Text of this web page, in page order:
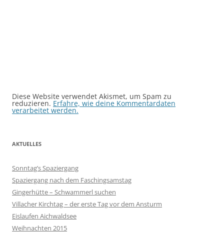
Diese Website verwendet Akismet, um Spam zu
reduzieren. Erfahre, wie deine Kommentardaten
verarbeitet werden.
AKTUELLES
Sonntag’s Spaziergang
Spaziergang nach dem Faschingsamstag
Gingerhütte – Schwammerl suchen
Villacher Kirchtag – der erste Tag vor dem Ansturm
Eislaufen Aichwaldsee
Weihnachten 2015